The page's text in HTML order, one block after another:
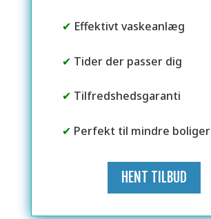
✔ Effektivt vaskeanlæg
✔ Tider der passer dig
✔ Tilfredshedsgaranti
✔ Perfekt til mindre boliger
HENT TILBUD